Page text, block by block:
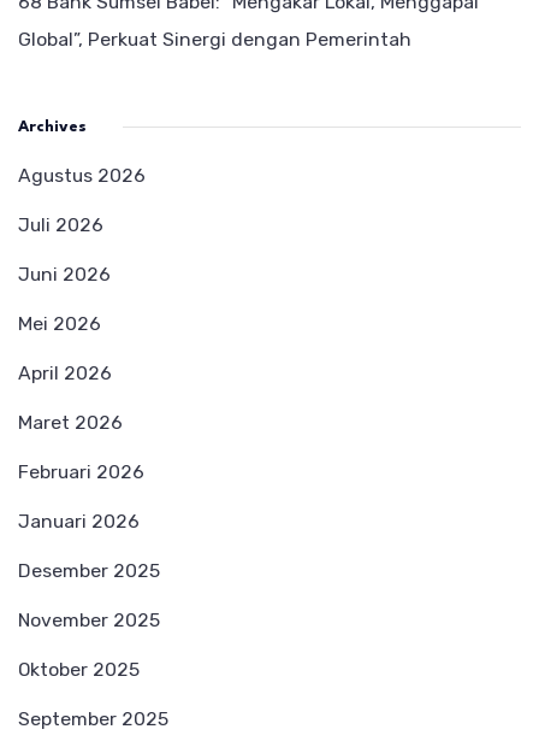
Global”, Perkuat Sinergi dengan Pemerintah
Archives
Agustus 2026
Juli 2026
Juni 2026
Mei 2026
April 2026
Maret 2026
Februari 2026
Januari 2026
Desember 2025
November 2025
Oktober 2025
September 2025